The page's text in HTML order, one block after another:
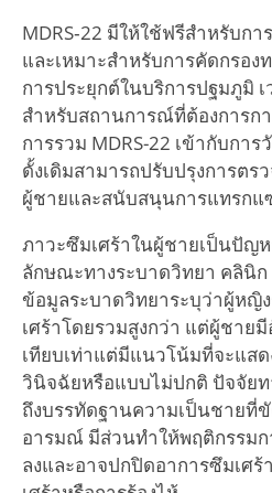
MDRS‑22 มีให้ใช้ฟรีสำหรับก
และเหมาะสำหรับการคัดกรอง
การประยุกต์ในบริการปฐมภูมิ
สำหรับสถานการณ์ที่ต้องการกา
การรวม MDRS-22 เข้ากับกา
ดั้งเดิมสามารถปรับปรุงการตร
ผู้ชายและสนับสนุนการแทรกแ
ภาวะซึมเศร้าในผู้ชายเป็นปั
ลักษณะทางระบาดวิทยา คลินิ
ข้อมูลระบาดวิทยาระบุว่าผู้หญิ
เศร้าโดยรวมสูงกว่า แต่ผู้ชาย
เทียบเท่าแต่มีแนวโน้มที่จะแส
วินิจฉัยหรือแบบไม่ปกติ ปัจจัย
ถึงบรรทัดฐานความเป็นชายที่ขั
อารมณ์ มีส่วนทำให้พฤติกรรม
ลงและอาจปกปิดอาการซึมเศ